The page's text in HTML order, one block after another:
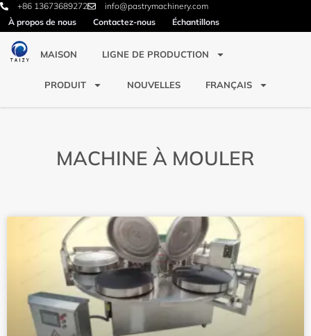
+86 13673689272
info@pastrymachinery.com
À propos de nous
Contactez-nous Échantillons
MAISON LIGNE DE PRODUCTION
PRODUIT NOUVELLES FRANÇAIS
MACHINE À MOULER